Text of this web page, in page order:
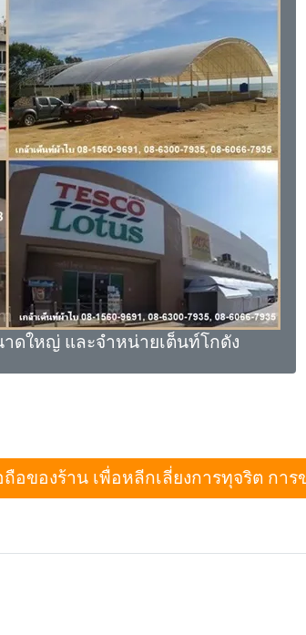
ดใหญ่ และจำหน่ายเต็นท์โกดัง
อของร้าน เพื่อหลีกเลี่ยงการทุจริต กา